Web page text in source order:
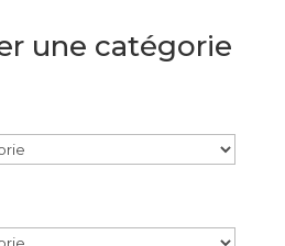
une catégorie